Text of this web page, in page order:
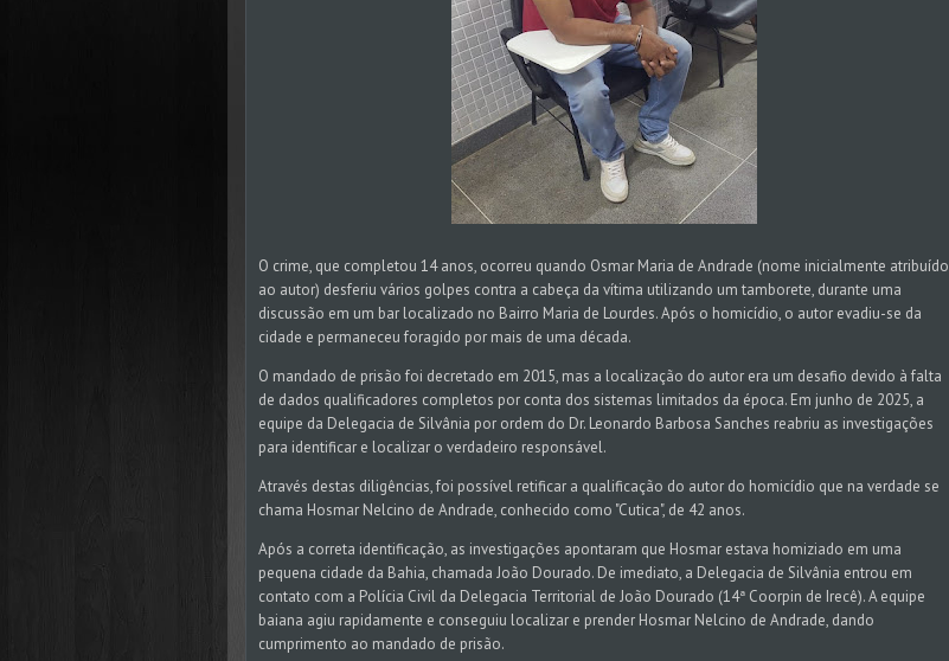
O crime, que completou 14 anos, ocorreu quando Osmar Maria de Andrade (nome inicialmente atribuído
ao autor) desferiu vários golpes contra a cabeça da vítima utilizando um tamborete, durante uma
discussão em um bar localizado no Bairro Maria de Lourdes. Após o homicídio, o autor evadiu-se da
cidade e permaneceu foragido por mais de uma década.
O mandado de prisão foi decretado em 2015, mas a localização do autor era um desafio devido à falta
de dados qualificadores completos por conta dos sistemas limitados da época. Em junho de 2025, a
equipe da Delegacia de Silvânia por ordem do Dr. Leonardo Barbosa Sanches reabriu as investigações
para identificar e localizar o verdadeiro responsável.
Através destas diligências, foi possível retificar a qualificação do autor do homicídio que na verdade se
chama Hosmar Nelcino de Andrade, conhecido como "Cutica", de 42 anos.
Após a correta identificação, as investigações apontaram que Hosmar estava homiziado em uma
pequena cidade da Bahia, chamada João Dourado. De imediato, a Delegacia de Silvânia entrou em
contato com a Polícia Civil da Delegacia Territorial de João Dourado (14ª Coorpin de Irecê). A equipe
baiana agiu rapidamente e conseguiu localizar e prender Hosmar Nelcino de Andrade, dando
cumprimento ao mandado de prisão.